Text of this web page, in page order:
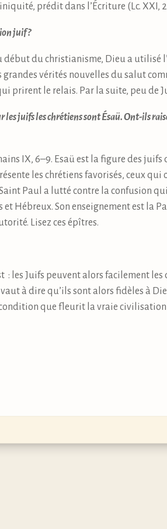
prédit dans l’Écriture (Lc. XXI,
juif ?
début du christianisme, Dieu a utilisé
vérités nouvelles du salut
prirent le relais. Par la suite, peu de
les juifs les chrétiens sont Ésaü. Ont-ils
IX, 6–9. Esaü est la figure des
les chrétiens favorisés, ceux
Paul a lutté contre la confusion
Hébreux. Son enseignement est la
Lisez ces épîtres.
les Juifs peuvent alors facilement les
à dire qu’ils sont alors fidèles à
que fleurit la vraie civilisation